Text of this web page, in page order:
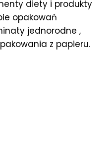
diety i produkty
opakowań
jednorodne ,
z papieru.